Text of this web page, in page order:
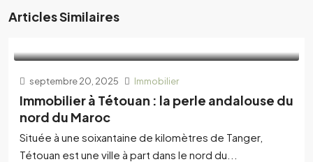
Articles Similaires
septembre 20, 2025 Immobilier
Immobilier à Tétouan : la perle andalouse du
nord du Maroc
Située à une soixantaine de kilomètres de Tanger,
Tétouan est une ville à part dans le nord du...